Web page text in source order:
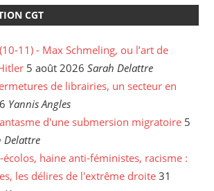
CGT
11) - Max Schmeling, ou l’art de
5 août 2026 Sarah Delattre
de librairies, un secteur en
Yannis Angles
d'une submersion migratoire 5
Delattre
haine anti-féministes, racisme :
les délires de l'extrême droite 31